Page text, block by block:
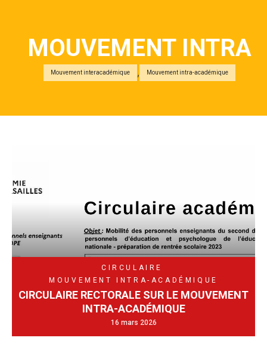
MOUVEMENT INTRA
Mouvement interacadémique , Mouvement intra-académique
CIRCULAIRE
MOUVEMENT INTRA-ACADÉMIQUE
CIRCULAIRE RECTORALE SUR LE MOUVEMENT
INTRA-ACADÉMIQUE
16 mars 2026